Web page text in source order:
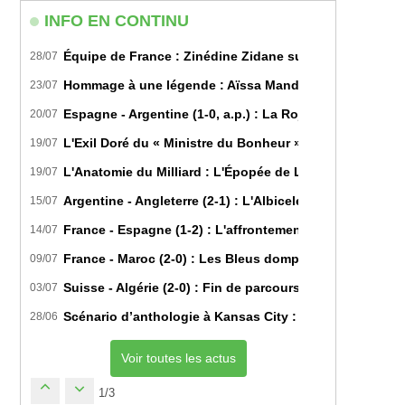
INFO EN CONTINU
28/07 Équipe de France : Zinédine Zidane succède
23/07 Hommage à une légende : Aïssa Mandi tire sa
20/07 Espagne - Argentine (1-0, a.p.) : La Roja sur le toit
19/07 L'Exil Doré du « Ministre du Bonheur » : Dans les
19/07 L'Anatomie du Milliard : L'Épopée de Lamine Yamal du
15/07 Argentine - Angleterre (2-1) : L'Albiceleste renverse
14/07 France - Espagne (1-2) : L'affrontement tactique
09/07 France - Maroc (2-0) : Les Bleus domptent les Lions
03/07 Suisse - Algérie (2-0) : Fin de parcours pour les
28/06 Scénario d’anthologie à Kansas City : L’Algérie
Voir toutes les actus
1/3